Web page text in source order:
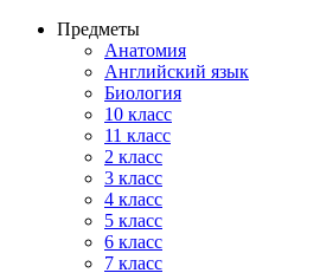
Предметы
Анатомия
Английский язык
Биология
10 класс
11 класс
2 класс
3 класс
4 класс
5 класс
6 класс
7 класс